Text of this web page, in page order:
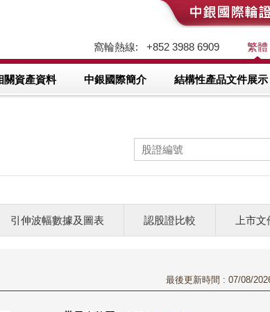
繁體
窩輪熱線: +852 3988 6909
關資產資料 中銀國際簡介 結構性產品文件展示
引伸波幅數據及圖表 認股證比較 上市文
最後更新時間 : 07/08/